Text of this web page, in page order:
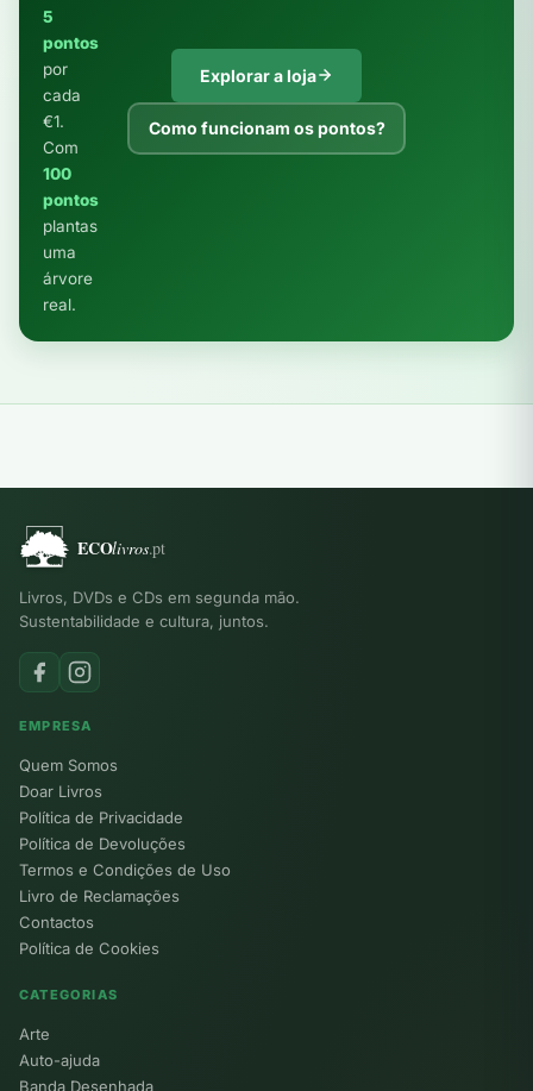
5
pontos
por
cada
€1.
Com
100
pontos
plantas
uma
árvore
real.
Explorar a loja
Como funcionam os pontos?
Livros, DVDs e CDs em segunda mão.
Sustentabilidade e cultura, juntos.
EMPRESA
Quem Somos
Doar Livros
Política de Privacidade
Política de Devoluções
Termos e Condições de Uso
Livro de Reclamações
Contactos
Política de Cookies
CATEGORIAS
Arte
Auto-ajuda
Banda Desenhada